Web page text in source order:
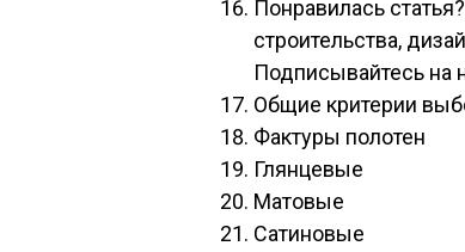
Понравилась
строительства,
Подписывайтесь на
Общие критерии
Фактуры полотен
Глянцевые
Матовые
Сатиновые